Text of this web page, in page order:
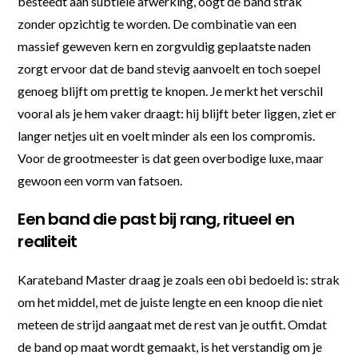
zonder opzichtig te worden. De combinatie van een
massief geweven kern en zorgvuldig geplaatste naden
zorgt ervoor dat de band stevig aanvoelt en toch soepel
genoeg blijft om prettig te knopen. Je merkt het verschil
vooral als je hem vaker draagt: hij blijft beter liggen, ziet er
langer netjes uit en voelt minder als een los compromis.
Voor de grootmeester is dat geen overbodige luxe, maar
gewoon een vorm van fatsoen.
Een band die past bij rang, ritueel en
realiteit
Karateband Master draag je zoals een obi bedoeld is: strak
om het middel, met de juiste lengte en een knoop die niet
meteen de strijd aangaat met de rest van je outfit. Omdat
de band op maat wordt gemaakt, is het verstandig om je